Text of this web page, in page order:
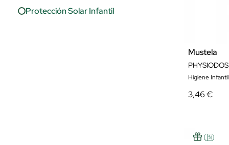
Protección Solar Infantil
Mustela
Higiene Infantil
3,46 €